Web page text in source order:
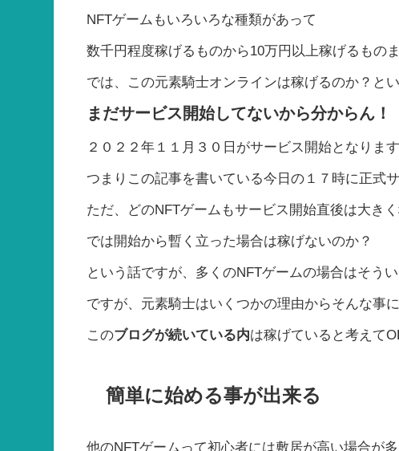
NFTゲームもいろいろな種類があって
数千円程度稼げるものから10万円以上稼げるもの
では、この元素騎士オンラインは稼げるのか？と
まだサービス開始してないから分からん！
２０２２年１１月３０日がサービス開始となります
つまりこの記事を書いている今日の１７時に正式
ただ、どのNFTゲームもサービス開始直後は大き
では開始から暫く立った場合は稼げないのか？
という話ですが、多くのNFTゲームの場合はそう
ですが、元素騎士はいくつかの理由からそんな事
このブログが続いている内は稼げていると考えて
簡単に始める事が出来る
他のNFTゲームって初心者には敷居が高い場合が多